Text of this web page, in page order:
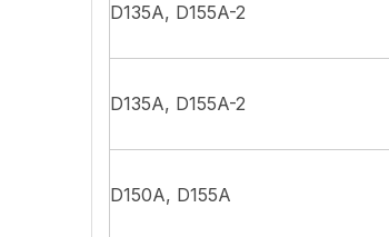
D135A, D155A-2
D135A, D155A-2
D150A, D155A